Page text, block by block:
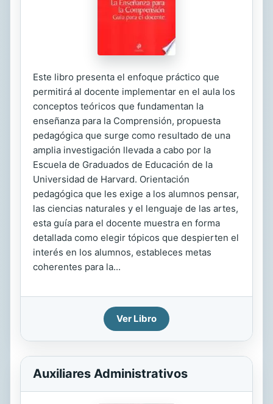
Este libro presenta el enfoque práctico que
permitirá al docente implementar en el aula los
conceptos teóricos que fundamentan la
enseñanza para la Comprensión, propuesta
pedagógica que surge como resultado de una
amplia investigación llevada a cabo por la
Escuela de Graduados de Educación de la
Universidad de Harvard. Orientación
pedagógica que les exige a los alumnos pensar,
las ciencias naturales y el lenguaje de las artes,
esta guía para el docente muestra en forma
detallada como elegir tópicos que despierten el
interés en los alumnos, estableces metas
coherentes para la...
Ver Libro
Auxiliares Administrativos